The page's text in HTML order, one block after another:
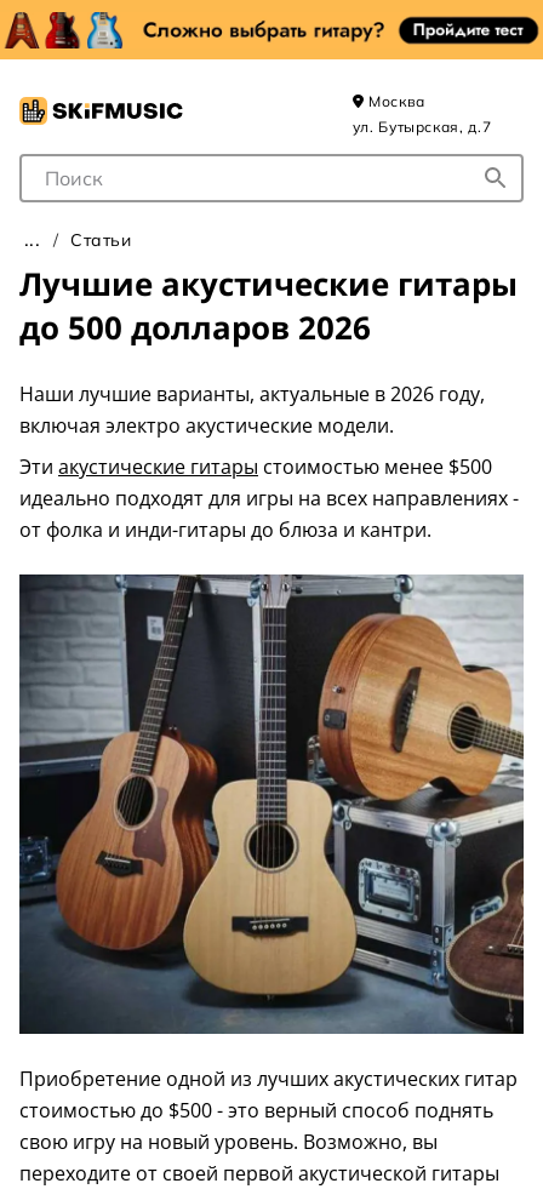
Поле для Поиска
Москва
ул. Бутырская, д.7
Статьи
Лучшие акустические гитары
до 500 долларов 2026
Наши лучшие варианты, актуальные в 2026 году,
включая электро акустические модели.
Эти акустические гитары стоимостью менее $500
идеально подходят для игры на всех направлениях -
от фолка и инди-гитары до блюза и кантри.
Приобретение одной из лучших акустических гитар
стоимостью до $500 - это верный способ поднять
свою игру на новый уровень. Возможно, вы
переходите от своей первой акустической гитары